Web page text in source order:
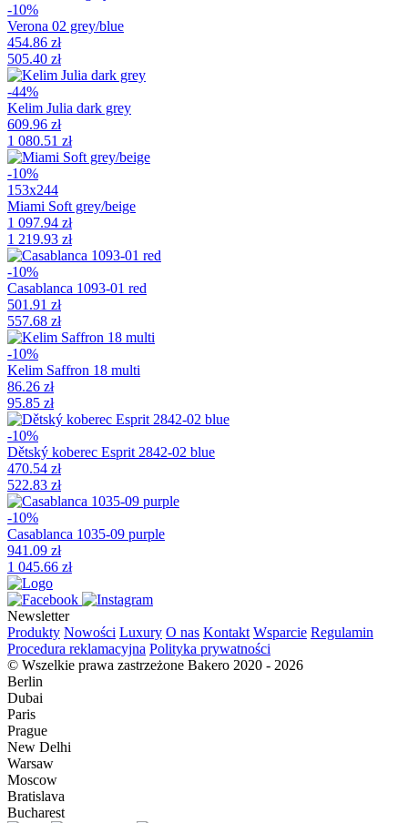
-10%
Verona 02 grey/blue
454.86 zł
505.40 zł
-44%
Kelim Julia dark grey
609.96 zł
1 080.51 zł
-10%
153x244
Miami Soft grey/beige
1 097.94 zł
1 219.93 zł
-10%
Casablanca 1093-01 red
501.91 zł
557.68 zł
-10%
Kelim Saffron 18 multi
86.26 zł
95.85 zł
-10%
Dětský koberec Esprit 2842-02 blue
470.54 zł
522.83 zł
-10%
Casablanca 1035-09 purple
941.09 zł
1 045.66 zł
Newsletter
Produkty Nowości Luxury O nas Kontakt Wsparcie Regulamin
Procedura reklamacyjna Polityka prywatności
© Wszelkie prawa zastrzeżone Bakero 2020 - 2026
Berlin
Dubai
Paris
Prague
New Delhi
Warsaw
Moscow
Bratislava
Bucharest